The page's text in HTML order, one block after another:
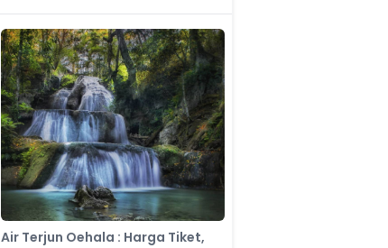
Air Terjun Oehala : Harga Tiket,